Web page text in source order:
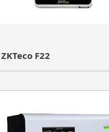
ZKTeco F22